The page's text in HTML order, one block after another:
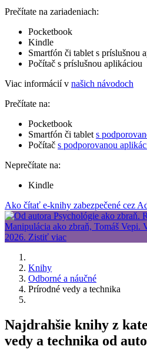
Prečítate na zariadeniach:
Pocketbook
Kindle
Smartfón či tablet s príslušnou
Počítač s príslušnou aplikáciou
Viac informácií v našich návodoch
Prečítate na:
Pocketbook
Smartfón či tablet s
Počítač s podporovanou
Neprečítate na:
Kindle
Ako čítať e-knihy zabezpečené cez
Knihy
Odborné a náučné
Prírodné vedy a technika
Najdrahšie knihy z
vedy a technika od